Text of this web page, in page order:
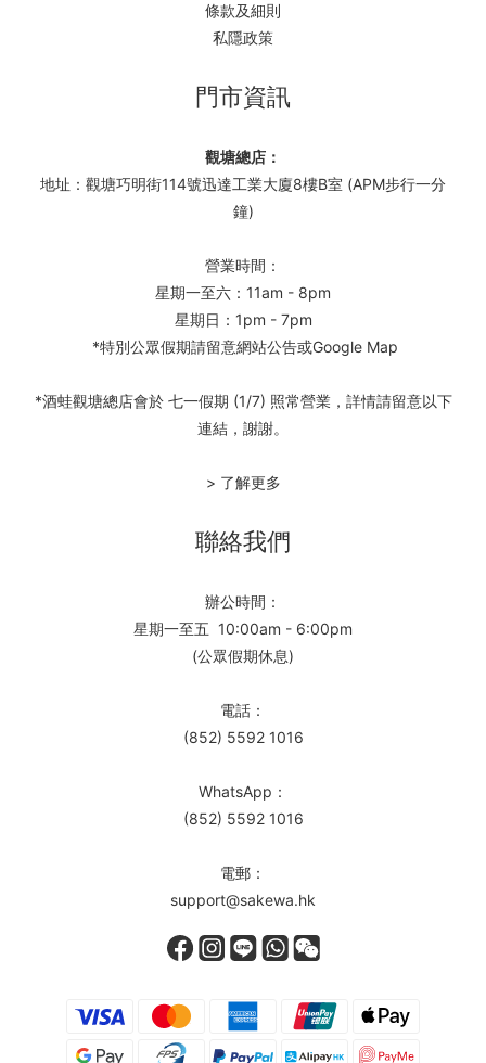
條款及細則
私隱政策
門市資訊
觀塘總店：
地址：觀塘巧明街114號迅達工業大廈8樓B室 (APM步行一分
鐘)
營業時間：
星期一至六：11am - 8pm
星期日：1pm - 7pm
*特別公眾假期請留意網站公告或Google Map
*酒蛙觀塘總店會於 七一假期 (1/7) 照常營業，詳情請留意以下
連結，謝謝。
> 了解更多
聯絡我們
辦公時間：
星期一至五 10:00am - 6:00pm
(公眾假期休息)
電話：
(852) 5592 1016
WhatsApp：
(852) 5592 1016
電郵：
support@sakewa.hk